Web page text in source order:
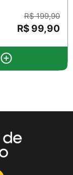
R$ 199,90
R$ 99,90